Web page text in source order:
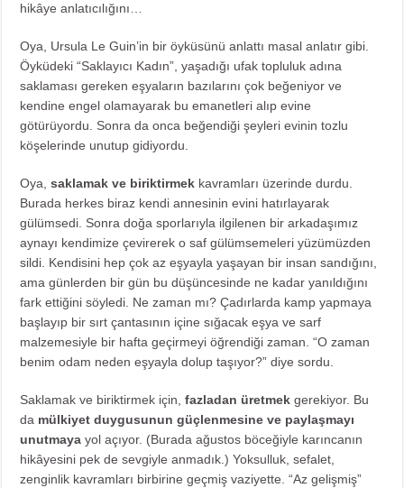
hikâye anlatıcılığını…
Oya, Ursula Le Guin’in bir öyküsünü anlattı masal anlatır gibi.
Öyküdeki “Saklayıcı Kadın”, yaşadığı ufak topluluk adına
saklaması gereken eşyaların bazılarını çok beğeniyor ve
kendine engel olamayarak bu emanetleri alıp evine
götürüyordu. Sonra da onca beğendiği şeyleri evinin tozlu
köşelerinde unutup gidiyordu.
Oya,saklamak ve biriktirmek kavramları üzerinde durdu.
Burada herkes biraz kendi annesinin evini hatırlayarak
gülümsedi. Sonra doğa sporlarıyla ilgilenen bir arkadaşımız
aynayı kendimize çevirerek o saf gülümsemeleri yüzümüzden
sildi. Kendisini hep çok az eşyayla yaşayan bir insan sandığını,
ama günlerden bir gün bu düşüncesinde ne kadar yanıldığını
fark ettiğini söyledi. Ne zaman mı? Çadırlarda kamp yapmaya
başlayıp bir sırt çantasının içine sığacak eşya ve sarf
malzemesiyle bir hafta geçirmeyi öğrendiği zaman. “O zaman
benim odam neden eşyayla dolup taşıyor?” diye sordu.
Saklamak ve biriktirmek için,fazladan üretmek gerekiyor. Bu
da mülkiyet duygusunun güçlenmesine ve paylaşmayı
unutmaya yol açıyor. (Burada ağustos böceğiyle karıncanın
hikâyesini pek de sevgiyle anmadık.) Yoksulluk, sefalet,
zenginlik kavramları birbirine geçmiş vaziyette. “Az gelişmiş”